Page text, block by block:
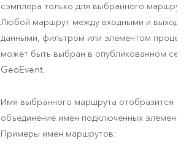
сэмплера только для выбранного
Любой маршрут между входными и
данными, фильтром или элементом
может быть выбран в опубликованном
GeoEvent.
Имя выбранного маршрута отобразится
объединение имен подключенных
Примеры имен маршрутов: